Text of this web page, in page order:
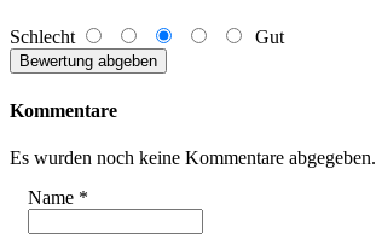
Schlecht Gut
Kommentare
Es wurden noch keine Kommentare abgegeben.
Name *